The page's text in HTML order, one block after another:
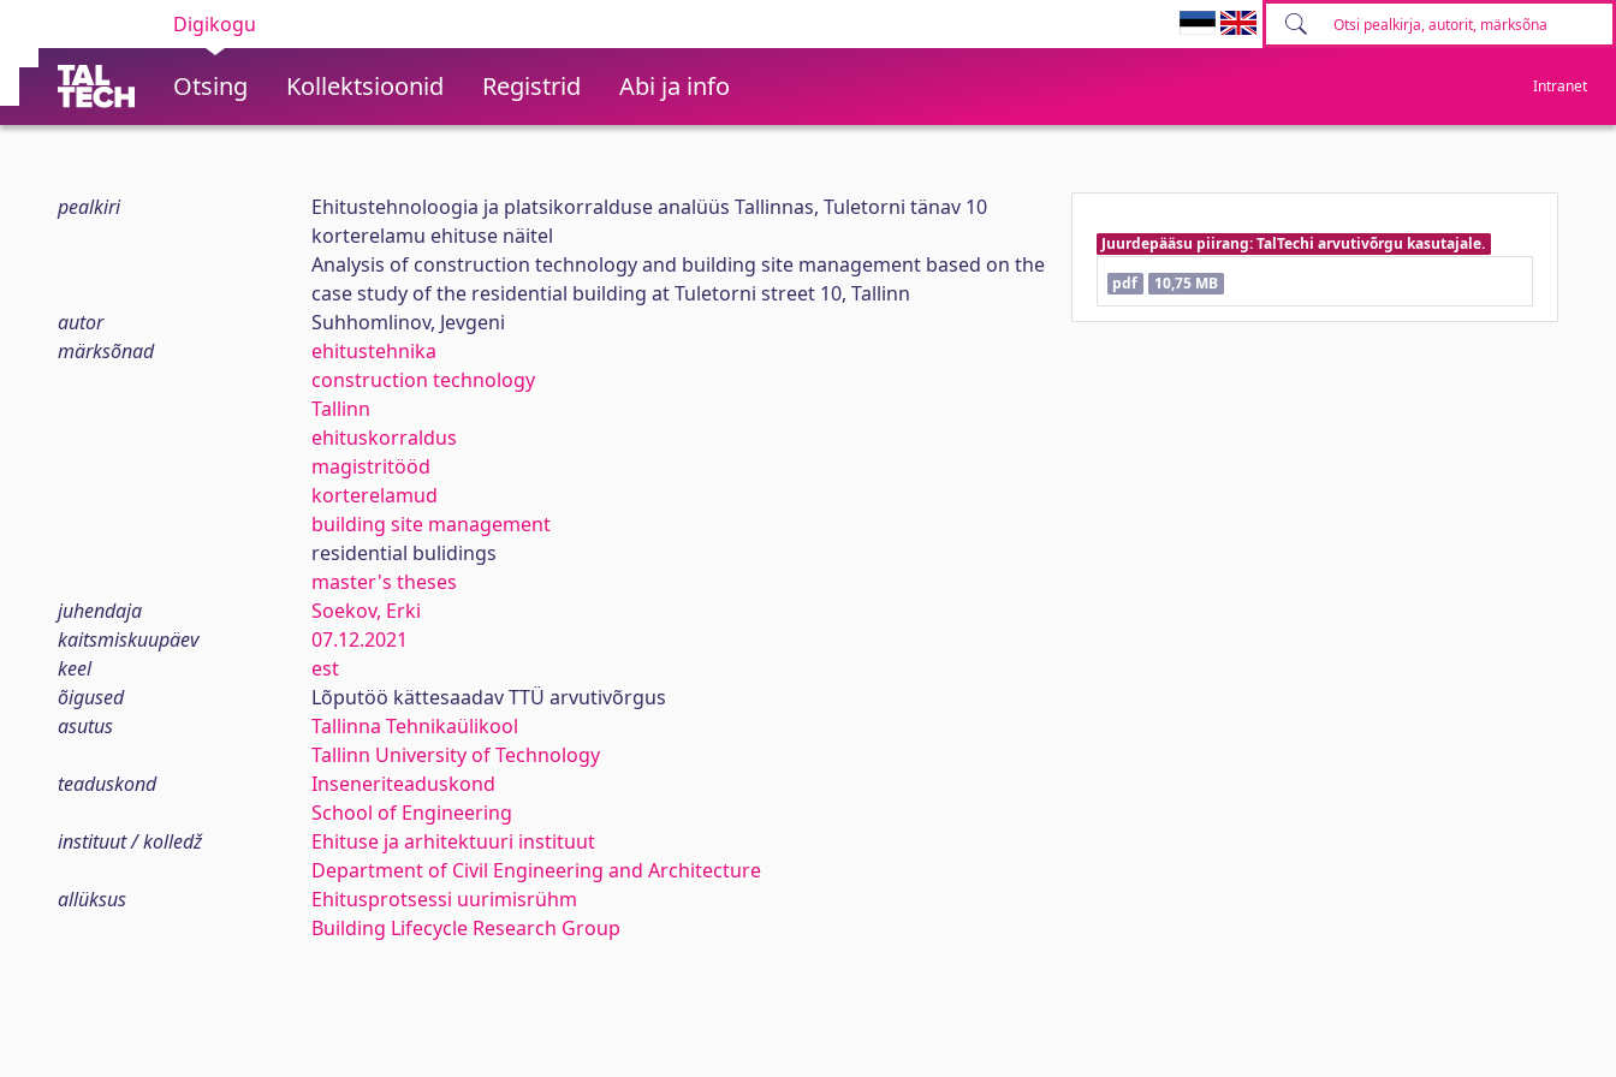
Digikogu
Otsing Kollektsioonid Registrid Abi ja info Intranet
pealkiri
Ehitustehnoloogia ja platsikorralduse analüüs Tallinnas, Tuletorni tänav 10
korterelamu ehituse näitel
Analysis of construction technology and building site management based on the
case study of the residential building at Tuletorni street 10, Tallinn
autor
Suhhomlinov, Jevgeni
märksõnad
ehitustehnika
construction technology
Tallinn
ehituskorraldus
magistritööd
korterelamud
building site management
residential bulidings
master's theses
juhendaja
Soekov, Erki
kaitsmiskuupäev
07.12.2021
keel
est
õigused
Lõputöö kättesaadav TTÜ arvutivõrgus
asutus
Tallinna Tehnikaülikool
Tallinn University of Technology
teaduskond
Inseneriteaduskond
School of Engineering
instituut / kolledž
Ehituse ja arhitektuuri instituut
Department of Civil Engineering and Architecture
allüksus
Ehitusprotsessi uurimisrühm
Building Lifecycle Research Group
Juurdepääsu piirang: TalTechi arvutivõrgu kasutajale.
pdf
10,75 MB